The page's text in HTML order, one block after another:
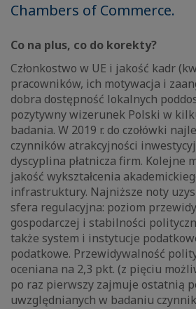
Chambers of Commerce.
Co na plus, co do korekty?
Członkostwo w UE i jakość kadr
pracowników, ich motywacja i
dobra dostępność lokalnych
pozytywny wizerunek Polski w
badania. W 2019 r. do czołówki
czynników atrakcyjności
dyscyplina płatnicza firm. Kolejne
jakość wykształcenia
infrastruktury. Najniższe noty
sfera regulacyjna: poziom
gospodarczej i stabilności
także system i instytucje
podatkowe. Przewidywalność
oceniana na 2,3 pkt. (z pięciu
po raz pierwszy zajmuje ostatnią
uwzględnianych w badaniu